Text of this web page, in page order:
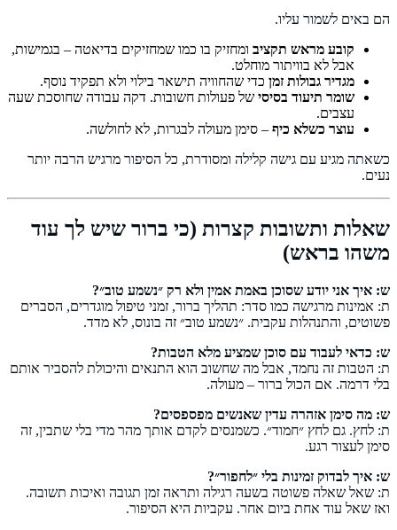
הם באים לשמור עליו.
קובע מראש תקציב ומחזיק בו כמו שמחזיקים בדיאטה – בגמישות,
אבל לא בוויתור מוחלט.
מגדיר גבולות זמן כדי שהחוויה תישאר בילוי ולא תפקיד נוסף.
שומר תיעוד בסיסי של פעולות חשובות. דקה עבודה שחוסכת שעה
עצבים.
עוצר כשלא כיף – סימן מעולה לבגרות, לא לחולשה.
כשאתה מגיע עם גישה קלילה ומסודרת, כל הסיפור מרגיש הרבה יותר
נעים.
שאלות ותשובות קצרות (כי ברור שיש לך עוד
משהו בראש)
ש: איך אני יודע שסוכן באמת אמין ולא רק ״נשמע טוב״?
ת: אמינות מרגישה כמו סדר: תהליך ברור, זמני טיפול מוגדרים, הסברים
פשוטים, והתנהלות עקבית. ״נשמע טוב״ זה בונוס, לא מדד.
ש: כדאי לעבוד עם סוכן שמציע מלא הטבות?
ת: הטבות זה נחמד, אבל מה שחשוב הוא התנאים והיכולת להסביר אותם
בלי דרמה. אם הכול ברור – מעולה.
ש: מה סימן אזהרה עדין שאנשים מפספסים?
ת: לחץ. גם לחץ ״חמוד״. כשמנסים לקדם אותך מהר מדי בלי שתבין, זה
סימן לעצור רגע.
ש: איך לבדוק זמינות בלי ״לחפור״?
ת: שאל שאלה פשוטה בשעה רגילה ותראה זמן תגובה ואיכות תשובה.
ואז שאל עוד אחת ביום אחר. עקביות היא הסיפור.